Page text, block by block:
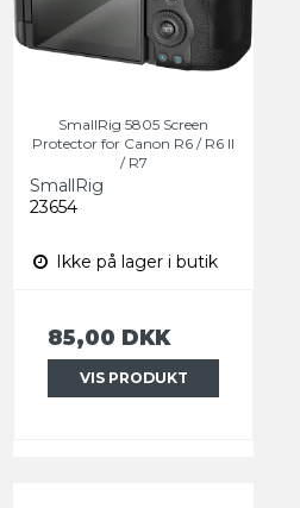
SmallRig 5805 Screen
Protector for Canon R6 / R6 II
/ R7
SmallRig
23654
Ikke på lager i butik
85,00 DKK
VIS PRODUKT